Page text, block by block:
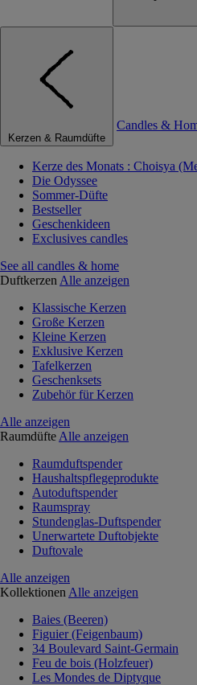
Kerzen & Raumdüfte
Candles &
Kerze des Monats : Choisya
Die Odyssee
Sommer-Düfte
Bestseller
Geschenkideen
Exclusives candles
See all candles & home
Duftkerzen Alle anzeigen
Klassische Kerzen
Große Kerzen
Kleine Kerzen
Exklusive Kerzen
Tafelkerzen
Geschenksets
Zubehör für Kerzen
Alle anzeigen
Raumdüfte Alle anzeigen
Raumduftspender
Haushaltspflegeprodukte
Autoduftspender
Raumspray
Stundenglas-Duftspender
Unerwartete Duftobjekte
Duftovale
Alle anzeigen
Kollektionen Alle anzeigen
Baies (Beeren)
Figuier (Feigenbaum)
34 Boulevard Saint-Germain
Feu de bois (Holzfeuer)
Les Mondes de Diptyque